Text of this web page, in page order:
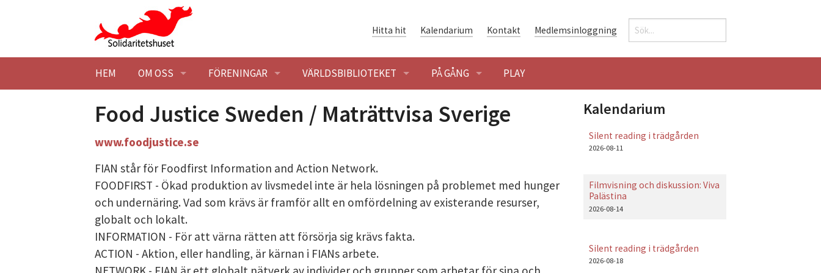
Sökformulär
Sök
Hitta hit Kalendarium Kontakt Medlemsinloggning
HEM OM OSS
BESÖK OSS HITTA HIT
TILLGÄNGLIGHET
KONTAKTA OSS
SOLIDARITETSHUSET EK. FÖRENING
STADGAR
STYRELSE
BLI MEDLEM
MILJÖPOLICY
HISTORIK SOLIDARITETSHUSET - FÖRENINGSHISTORIA
BARNÄNGEN - BYGGNADEN OCH OMRÅDET
LOKALER LEDIGA LOKALER I SOLIDARITETSHUSET
MÖTESLOKALER
FÖRENINGAR
MEDLEMSFÖRENINGAR
VÄRLDSBIBLIOTEKET
ÖPPETTIDER
VÄRLDSLITTERATUR
GLOBALARKIVET
DIGITAL SOLIDARITET
PÅ GÅNG
BLOGG
PLAY
Food Justice Sweden / Maträttvisa Sverige
www.foodjustice.se
FIAN står för Foodfirst Information and Action Network.
FOODFIRST - Ökad produktion av livsmedel inte är hela lösningen på problemet med hunger
och undernäring. Vad som krävs är framför allt en omfördelning av existerande resurser,
globalt och lokalt.
INFORMATION - För att värna rätten att försörja sig krävs fakta.
ACTION - Aktion, eller handling, är kärnan i FIANs arbete.
Kalendarium
Silent reading i trädgården
2026-08-11
Filmvisning och diskussion: Viva
Palästina
2026-08-14
Silent reading i trädgården
2026-08-18